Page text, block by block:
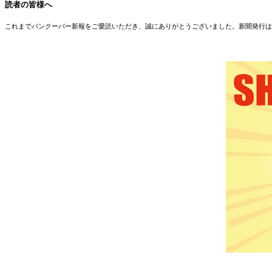
読者の皆様へ
これまでバンクーバー新報をご愛読いただき、誠にありがとうございました。新聞発行